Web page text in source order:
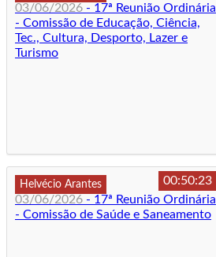
03/06/2026 - 17ª Reunião Ordinária
- Comissão de Educação, Ciência,
Tec., Cultura, Desporto, Lazer e
Turismo
Helvécio Arantes
00:50:23
03/06/2026 - 17ª Reunião Ordinária
- Comissão de Saúde e Saneamento